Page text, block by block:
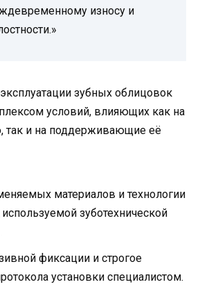
износу и
зубных облицовок
условий, влияющих как на
так и на поддерживающие её
материалов и технологии
используемой зуботехнической
фиксации и строгое
установки специалистом.